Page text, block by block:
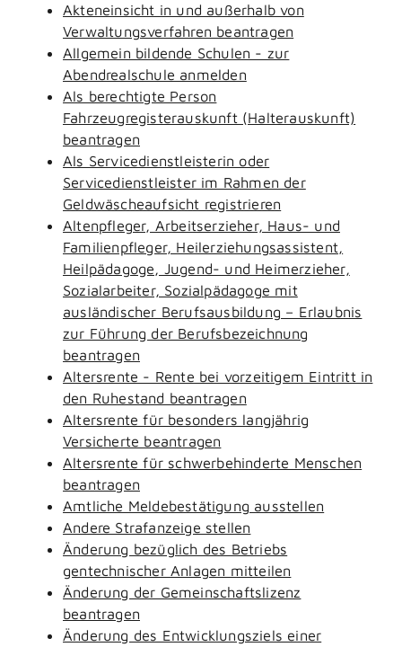
Akteneinsicht in und außerhalb von
Verwaltungsverfahren beantragen
Allgemein bildende Schulen - zur
Abendrealschule anmelden
Als berechtigte Person
Fahrzeugregisterauskunft (Halterauskunft)
beantragen
Als Servicedienstleisterin oder
Servicedienstleister im Rahmen der
Geldwäscheaufsicht registrieren
Altenpfleger, Arbeitserzieher, Haus- und
Familienpfleger, Heilerziehungsassistent,
Heilpädagoge, Jugend- und Heimerzieher,
Sozialarbeiter, Sozialpädagoge mit
ausländischer Berufsausbildung – Erlaubnis
zur Führung der Berufsbezeichnung
beantragen
Altersrente - Rente bei vorzeitigem Eintritt in
den Ruhestand beantragen
Altersrente für besonders langjährig
Versicherte beantragen
Altersrente für schwerbehinderte Menschen
beantragen
Amtliche Meldebestätigung ausstellen
Andere Strafanzeige stellen
Änderung bezüglich des Betriebs
gentechnischer Anlagen mitteilen
Änderung der Gemeinschaftslizenz
beantragen
Änderung des Entwicklungsziels einer